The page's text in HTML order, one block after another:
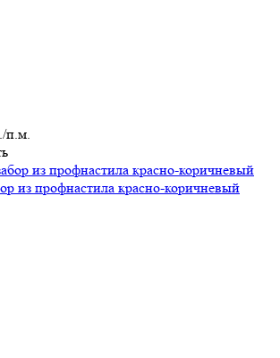
п.м.
из профнастила красно-коричневый